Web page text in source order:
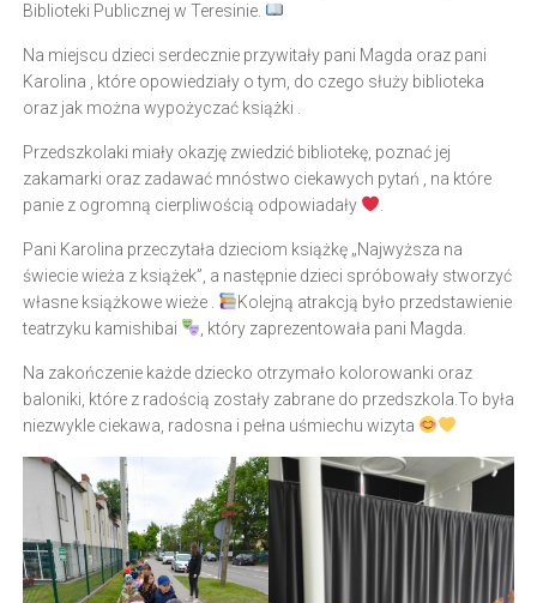
Biblioteki Publicznej w Teresinie.
Na miejscu dzieci serdecznie przywitały pani Magda oraz pani
Karolina , które opowiedziały o tym, do czego służy biblioteka
oraz jak można wypożyczać książki .
Przedszkolaki miały okazję zwiedzić bibliotekę, poznać jej
zakamarki oraz zadawać mnóstwo ciekawych pytań , na które
panie z ogromną cierpliwością odpowiadały
Pani Karolina przeczytała dzieciom książkę „Najwyższa na
świecie wieża z książek”, a następnie dzieci spróbowały stworzyć
własne książkowe wieże .
Kolejną atrakcją było przedstawienie
teatrzyku kamishibai
, który zaprezentowała pani Magda.
Na zakończenie każde dziecko otrzymało kolorowanki oraz
baloniki, które z radością zostały zabrane do przedszkola.To była
niezwykle ciekawa, radosna i pełna uśmiechu wizyta